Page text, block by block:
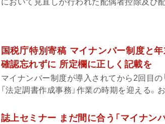
において見直しが行われた配偶者控除及び
国税庁特別寄稿 マイナンバー制度と
確認忘れずに 所定欄に正しく記載を
マイナンバー制度が導入されてから2回目の
「法定調書作成事務」作業の時期を迎える。
誌上セミナー まだ間に合う「マイナン